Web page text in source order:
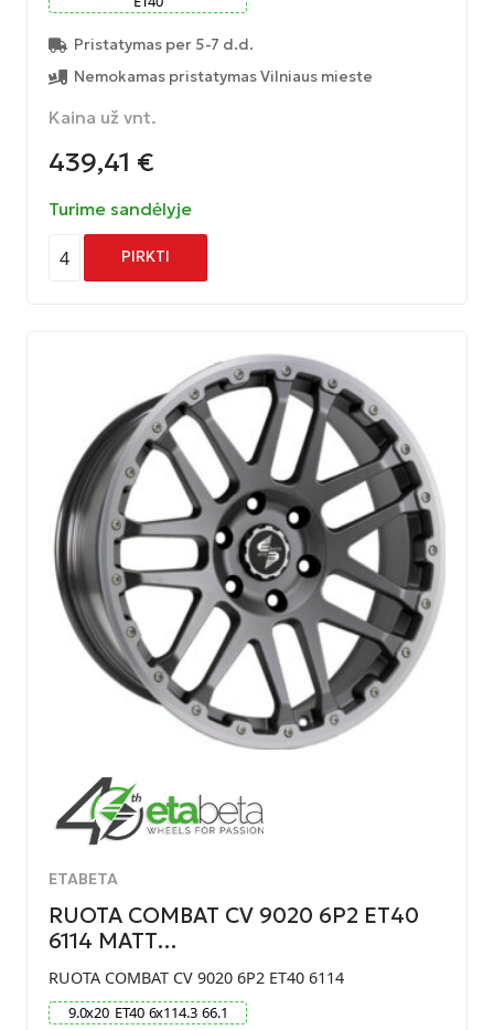
Pristatymas per 5-7 d.d.
Nemokamas pristatymas Vilniaus mieste
Kaina už vnt.
439,41 €
Turime sandėlyje
4 PIRKTI
ETABETA
RUOTA COMBAT CV 9020 6P2 ET40
6114 MATT…
RUOTA COMBAT CV 9020 6P2 ET40 6114
9.0x20 ET40 6x114.3 66.1